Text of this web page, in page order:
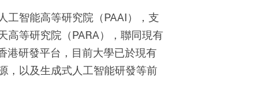
工智能高等研究院（PAAI），支
高等研究院（PARA），聯同現有
港研發平台，目前大學已於現有
，以及生成式人工智能研發等前